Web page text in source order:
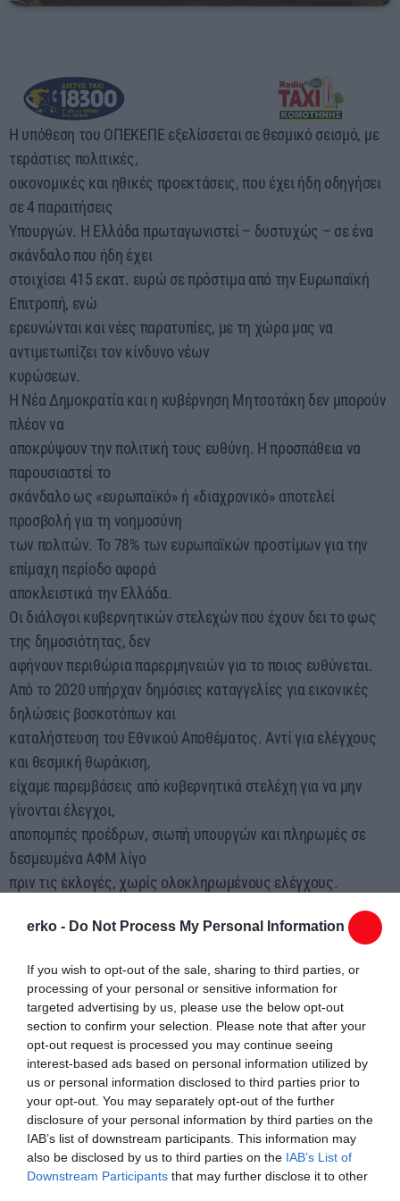
erko - Do Not Process My Personal Information
If you wish to opt-out of the sale, sharing to third parties, or
processing of your personal or sensitive information for
targeted advertising by us, please use the below opt-out
section to confirm your selection. Please note that after your
opt-out request is processed you may continue seeing
interest-based ads based on personal information utilized by
us or personal information disclosed to third parties prior to
your opt-out. You may separately opt-out of the further
disclosure of your personal information by third parties on the
IAB’s list of downstream participants. This information may
also be disclosed by us to third parties on the IAB’s List of
Downstream Participants that may further disclose it to other
Η υπόθεση του ΟΠΕΚΕΠΕ εξελίσσεται σε θεσμικό σεισμό, με
τεράστιες πολιτικές,
οικονομικές και ηθικές προεκτάσεις, που έχει ήδη οδηγήσει
σε 4 παραιτήσεις
Υπουργών. Η Ελλάδα πρωταγωνιστεί – δυστυχώς – σε ένα
σκάνδαλο που ήδη έχει
στοιχίσει 415 εκατ. ευρώ σε πρόστιμα από την Ευρωπαϊκή
Επιτροπή, ενώ
ερευνώνται και νέες παρατυπίες, με τη χώρα μας να
αντιμετωπίζει τον κίνδυνο νέων
κυρώσεων.
Η Νέα Δημοκρατία και η κυβέρνηση Μητσοτάκη δεν μπορούν
πλέον να
αποκρύψουν την πολιτική τους ευθύνη. Η προσπάθεια να
παρουσιαστεί το
σκάνδαλο ως «ευρωπαϊκό» ή «διαχρονικό» αποτελεί
προσβολή για τη νοημοσύνη
των πολιτών. Το 78% των ευρωπαϊκών προστίμων για την
επίμαχη περίοδο αφορά
αποκλειστικά την Ελλάδα.
Οι διάλογοι κυβερνητικών στελεχών που έχουν δει το φως
της δημοσιότητας, δεν
αφήνουν περιθώρια παρερμηνειών για το ποιος ευθύνεται.
Από το 2020 υπήρχαν δημόσιες καταγγελίες για εικονικές
δηλώσεις βοσκοτόπων και
καταλήστευση του Εθνικού Αποθέματος. Αντί για ελέγχους
και θεσμική θωράκιση,
είχαμε παρεμβάσεις από κυβερνητικά στελέχη για να μην
γίνονται έλεγχοι,
αποπομπές προέδρων, σιωπή υπουργών και πληρωμές σε
δεσμευμένα ΑΦΜ λίγο
πριν τις εκλογές, χωρίς ολοκληρωμένους ελέγχους.
Ως Βουλευτής Ξάνθης και Τομεάρχης Αγροτικών της Νέας
Αριστεράς, καταγγέλλω τη
που έχουμε θέσει εδώ
και έναν χρόνο στη Βουλή για το σκάνδαλο του ΟΠΕΚΕΠΕ. Η
πολιτική ηγεσία του
Υπουργείου Αγροτικής Ανάπτυξης δεν μπορεί να συνεχίσει να
αγνοεί τα κρίσιμα
αυτά ερωτήματα. Η σιωπή ισοδυναμεί με συγκάλυψη.
Ο κ. Τσιάρας οφείλει να ενημερώσει άμεσα και τεκμηριωμένα
τη Βουλή και τον
ελληνικό λαό.